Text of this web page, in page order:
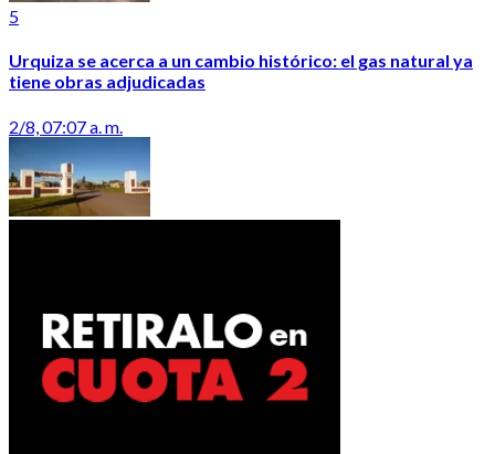
5
Urquiza se acerca a un cambio histórico: el gas natural ya
tiene obras adjudicadas
2/8, 07:07 a. m.